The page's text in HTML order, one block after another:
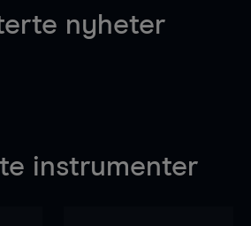
nyheter
instrumenter